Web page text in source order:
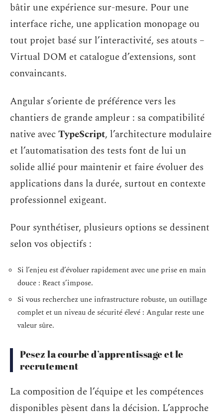
bâtir une expérience sur-mesure. Pour une
interface riche, une application monopage ou
tout projet basé sur l’interactivité, ses atouts –
Virtual DOM et catalogue d’extensions, sont
convaincants.
Angular s’oriente de préférence vers les
chantiers de grande ampleur : sa compatibilité
native avecTypeScript, l’architecture modulaire
et l’automatisation des tests font de lui un
solide allié pour maintenir et faire évoluer des
applications dans la durée, surtout en contexte
professionnel exigeant.
Pour synthétiser, plusieurs options se dessinent
selon vos objectifs :
Si l’enjeu est d’évoluer rapidement avec une prise en main
douce : React s’impose.
Si vous recherchez une infrastructure robuste, un outillage
complet et un niveau de sécurité élevé : Angular reste une
valeur sûre.
Pesez la courbe d’apprentissage et le
recrutement
La composition de l’équipe et les compétences
disponibles pèsent dans la décision. L’approche